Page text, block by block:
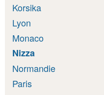
Korsika
Lyon
Monaco
Nizza
Normandie
Paris